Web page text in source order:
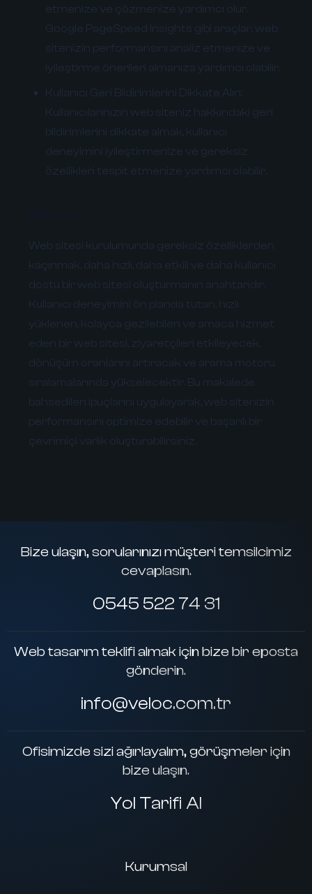
etmenize ve çözmenize yardımcı olur.
Google PageSpeed Insights gibi araçlar, web
sitenizin performansını analiz etmenize ve
iyileştirme önerileri almanıza yardımcı olabilir.
Kullanıcı Geri Bildirimlerini Dikkate Alın:
Kullanıcılarınızın web siteniz hakkındaki geri
bildirimlerini dikkate almak, kullanıcı
deneyimini iyileştirmenize ve gereksiz
özellikleri tespit etmenize yardımcı olabilir.
Web sitesi kurulumunda gereksiz özelliklerden
kaçınmak, daha hızlı, daha etkili ve daha kullanıcı
dostu bir web sitesi oluşturmanın anahtarıdır.
Kullanıcı deneyimini ön planda tutan, hızlı
yüklenen, kolayca gezilebilen ve amaca hizmet
eden bir web sitesi, ziyaretçileri etkileyecek,
dönüşüm oranlarını artıracak ve arama motoru
sıralamalarında yükselecektir. Bu makalede
bahsedilen ipuçlarını uygulayarak, web sitenizin
performansını optimize edebilir ve başarılı bir
çevrimiçi varlık oluşturabilirsiniz.
Bize ulaşın, sorularınızı müşteri temsilcimiz
cevaplasın.
0545 522 74 31
Web tasarım teklifi almak için bize bir eposta
gönderin.
info@veloc.com.tr
Ofisimizde sizi ağırlayalım, görüşmeler için
bize ulaşın.
Yol Tarifi Al
Kurumsal